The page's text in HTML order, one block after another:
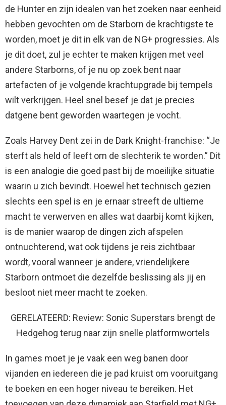
de Hunter en zijn idealen van het zoeken naar eenheid
hebben gevochten om de Starborn de krachtigste te
worden, moet je dit in elk van de NG+ progressies. Als
je dit doet, zul je echter te maken krijgen met veel
andere Starborns, of je nu op zoek bent naar
artefacten of je volgende krachtupgrade bij tempels
wilt verkrijgen. Heel snel besef je dat je precies
datgene bent geworden waartegen je vocht.
Zoals Harvey Dent zei in de Dark Knight-franchise: “Je
sterft als held of leeft om de slechterik te worden.” Dit
is een analogie die goed past bij de moeilijke situatie
waarin u zich bevindt. Hoewel het technisch gezien
slechts een spel is en je ernaar streeft de ultieme
macht te verwerven en alles wat daarbij komt kijken,
is de manier waarop de dingen zich afspelen
ontnuchterend, wat ook tijdens je reis zichtbaar
wordt, vooral wanneer je andere, vriendelijkere
Starborn ontmoet die dezelfde beslissing als jij en
besloot niet meer macht te zoeken.
GERELATEERD: Review: Sonic Superstars brengt de
Hedgehog terug naar zijn snelle platformwortels
In games moet je je vaak een weg banen door
vijanden en iedereen die je pad kruist om vooruitgang
te boeken en een hoger niveau te bereiken. Het